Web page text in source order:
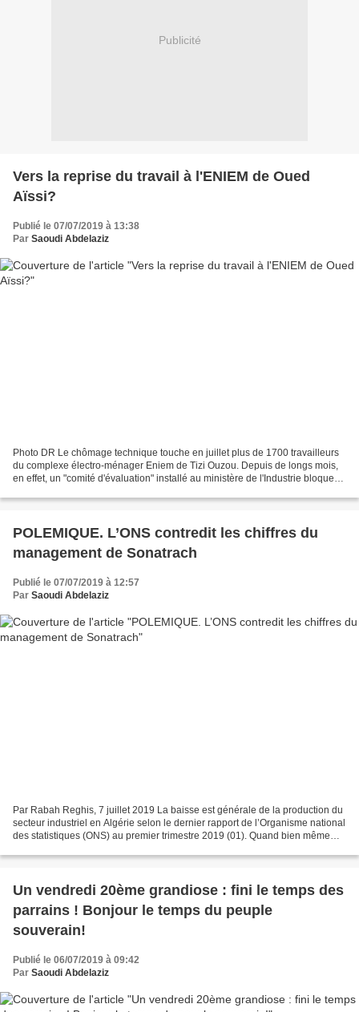
Publicité
Vers la reprise du travail à l'ENIEM de Oued
Aïssi?
Publié le 07/07/2019 à 13:38
Par Saoudi Abdelaziz
Photo DR Le chômage technique touche en juillet plus de 1700 travailleurs
du complexe électro-ménager Eniem de Tizi Ouzou. Depuis de longs mois,
en effet, un "comité d'évaluation" installé au ministère de l'Industrie bloque
POLEMIQUE. L’ONS contredit les chiffres du
management de Sonatrach
Publié le 07/07/2019 à 12:57
Par Saoudi Abdelaziz
Par Rabah Reghis, 7 juillet 2019 La baisse est générale de la production du
secteur industriel en Algérie selon le dernier rapport de l’Organisme national
des statistiques (ONS) au premier trimestre 2019 (01). Quand bien même
Un vendredi 20ème grandiose : fini le temps des
parrains ! Bonjour le temps du peuple
souverain!
Publié le 06/07/2019 à 09:42
Par Saoudi Abdelaziz